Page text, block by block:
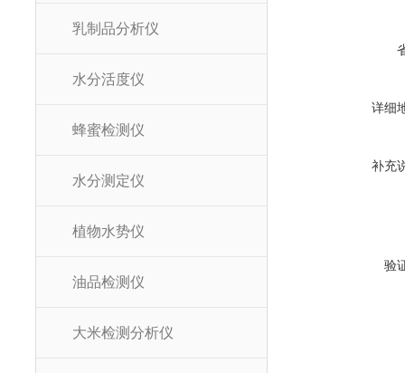
乳制品分析仪
水分活度仪
蜂蜜检测仪
水分测定仪
植物水势仪
油品检测仪
大米检测分析仪
详细
补充
验